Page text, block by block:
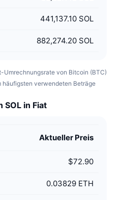
441,137.10 SOL
882,274.20 SOL
Umrechnungsrate von Bitcoin (BTC)
häufigsten verwendeten Beträge
SOL in Fiat
Aktueller Preis
$72.90
0.03829 ETH